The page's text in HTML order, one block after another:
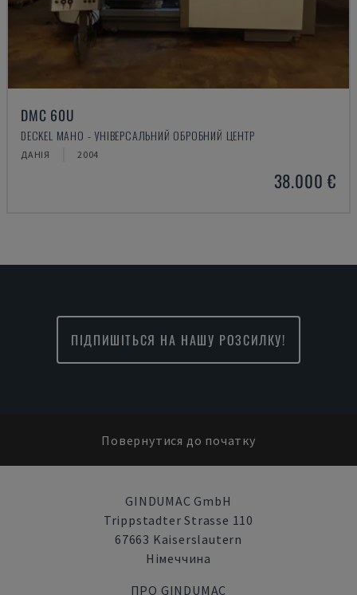
DMC 60U
DECKEL MAHO - УНІВЕРСАЛЬНИЙ ОБРОБНИЙ ЦЕНТР
ДАНІЯ 2004
38.000 €
ПІДПИШІТЬСЯ НА НАШУ РОЗСИЛКУ!
Повернутися до початку
GINDUMAC GmbH
Trippstadter Strasse 110
67663 Kaiserslautern
Німеччина
ПРО GINDUMAC